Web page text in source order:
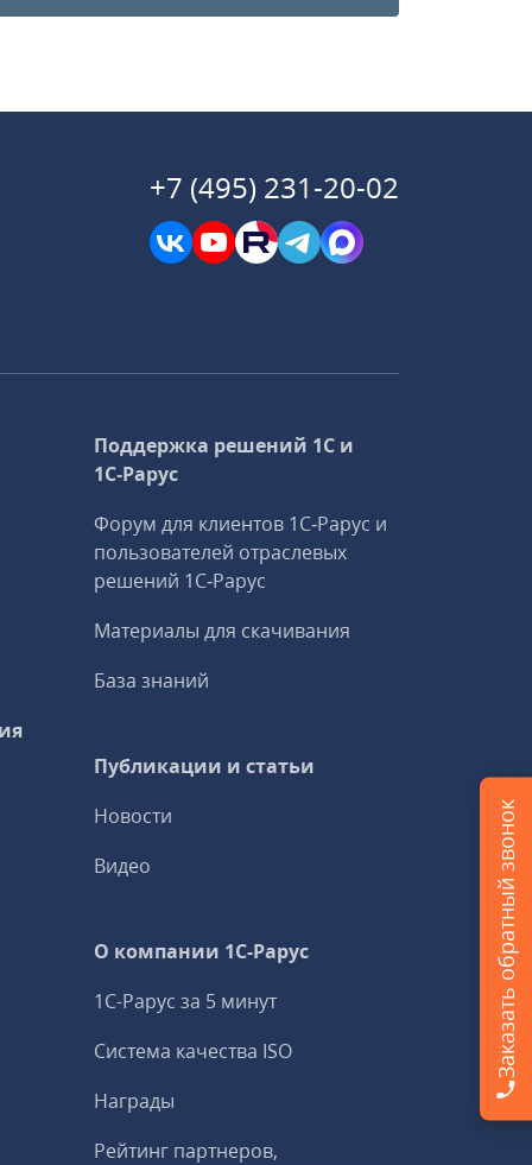
+7 (495) 231-20-02
Поддержка решений 1С и
1С‑Рарус
Форум для клиентов 1С‑Рарус и
пользователей отраслевых
решений 1С‑Рарус
Материалы для скачивания
База знаний
Публикации и статьи
Новости
Видео
О компании 1C-Рарус
1С-Рарус за 5 минут
Система качества ISO
Награды
Рейтинг партнеров,
Заказать обратный звонок